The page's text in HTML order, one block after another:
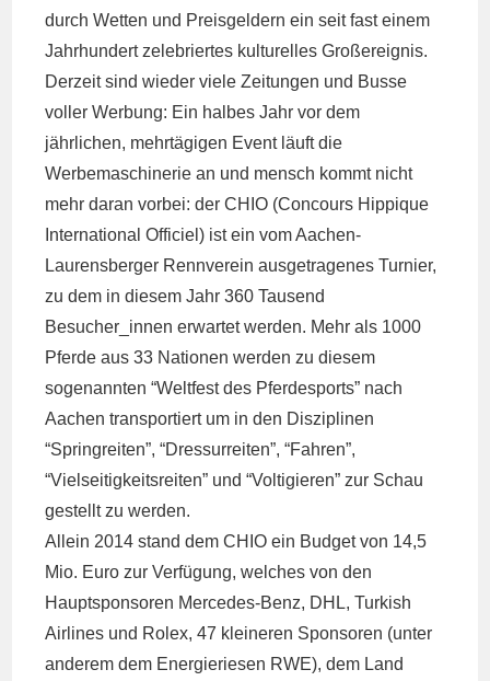
durch Wetten und Preisgeldern ein seit fast einem
Jahrhundert zelebriertes kulturelles Großereignis.
Derzeit sind wieder viele Zeitungen und Busse
voller Werbung: Ein halbes Jahr vor dem
jährlichen, mehrtägigen Event läuft die
Werbemaschinerie an und mensch kommt nicht
mehr daran vorbei: der CHIO (Concours Hippique
International Officiel) ist ein vom Aachen-
Laurensberger Rennverein ausgetragenes Turnier,
zu dem in diesem Jahr 360 Tausend
Besucher_innen erwartet werden. Mehr als 1000
Pferde aus 33 Nationen werden zu diesem
sogenannten “Weltfest des Pferdesports” nach
Aachen transportiert um in den Disziplinen
“Springreiten”, “Dressurreiten”, “Fahren”,
“Vielseitigkeitsreiten” und “Voltigieren” zur Schau
gestellt zu werden.
Allein 2014 stand dem CHIO ein Budget von 14,5
Mio. Euro zur Verfügung, welches von den
Hauptsponsoren Mercedes-Benz, DHL, Turkish
Airlines und Rolex, 47 kleineren Sponsoren (unter
anderem dem Energieriesen RWE), dem Land